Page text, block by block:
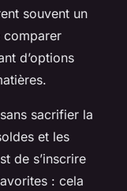
souvent un
comparer
d’options
sacrifier la
et les
de s’inscrire
: cela